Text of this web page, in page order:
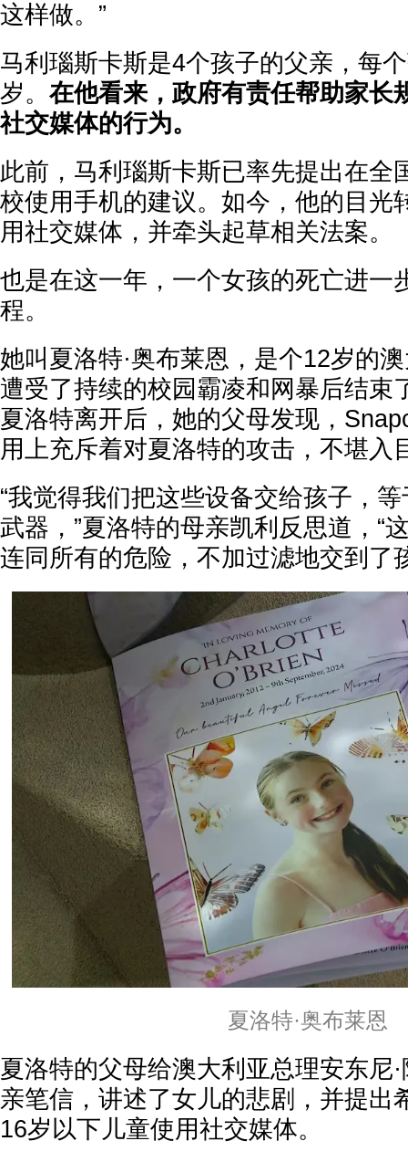
这样做。”
马利瑙斯卡斯是4个孩子的父亲，每
岁。 在他看来，政府有责任帮助家长
社交媒体的行为。
此前，马利瑙斯卡斯已率先提出在全
校使用手机的建议。如今，他的目光
用社交媒体，并牵头起草相关法案。
也是在这一年，一个女孩的死亡进一
程。
她叫夏洛特·奥布莱恩，是个12岁的
遭受了持续的校园霸凌和网暴后结束
夏洛特离开后，她的父母发现，
用上充斥着对夏洛特的攻击，不堪入
“我觉得我们把这些设备交给孩子，
武器，”夏洛特的母亲凯利反思道，“
连同所有的危险，不加过滤地交到了
夏洛特·奥布莱恩
夏洛特的父母给澳大利亚总理安东尼
亲笔信，讲述了女儿的悲剧，并提出
16岁以下儿童使用社交媒体。